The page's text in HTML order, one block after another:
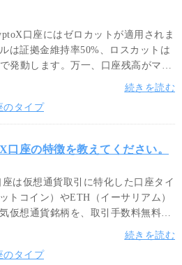
口座にはゼロカットが適用されま
は証拠金維持率50%、ロスカットは
発動します。万一、口座残高がマイ
も、マイナス残高はゼロにリセット
拠金）は発生しないため、安心して
続きを読む
のタイプ
座の特徴を教えてください。
は仮想通貨取引に特化した口座タイ
トコイン）やETH（イーサリアム）
仮想通貨銘柄を、取引手数料無料・
プレッドでお快適にお取引頂けま
ッジは500倍のダイナミックレバレ
。
続きを読む
のタイプ